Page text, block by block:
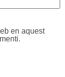
en aquest